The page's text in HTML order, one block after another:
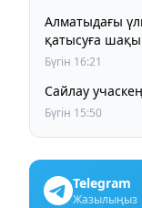
Алматыдағы
қатысуға
Бүгін 16:21
Сайлау
Бүгін 15:50
Telegram
Жазылыңыз